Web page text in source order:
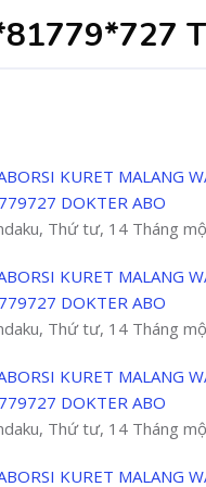
KURET MALANG
DOKTER ABO
Thứ tư, 14 Tháng
KURET MALANG
DOKTER ABO
Thứ tư, 14 Tháng
KURET MALANG
DOKTER ABO
Thứ tư, 14 Tháng
KURET MALANG